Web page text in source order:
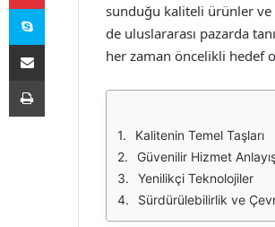
sunduğu kaliteli ürünler ve
de uluslararası pazarda
her zaman öncelikli hedef
Kalitenin Temel Taşları
Güvenilir Hizmet
Yenilikçi Teknolojiler
Sürdürülebilirlik ve
Skype
E-Posta ile paylaş